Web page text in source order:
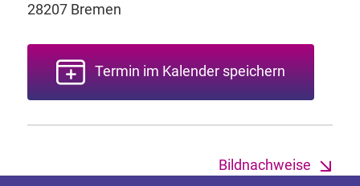
28207 Bremen
Termin im Kalender speichern
Bildnachweise